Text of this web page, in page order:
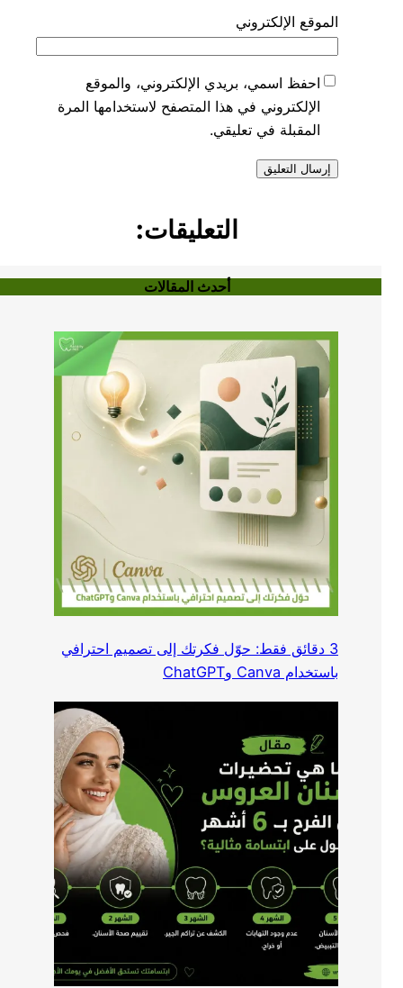
الموقع الإلكتروني
احفظ اسمي، بريدي الإلكتروني، والموقع
الإلكتروني في هذا المتصفح لاستخدامها المرة
المقبلة في تعليقي.
التعليقات:
أحدث المقالات
3 دقائق فقط: حوّل فكرتك إلى تصميم احترافي
باستخدام Canva وChatGPT